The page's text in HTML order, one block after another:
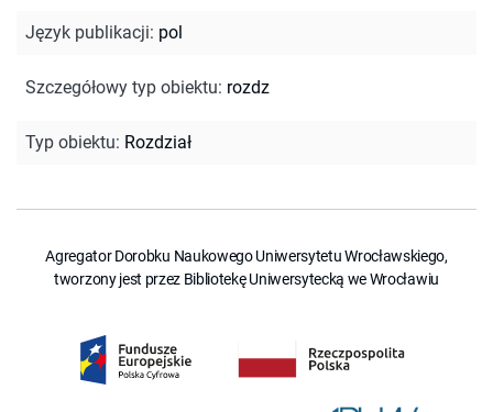
Język publikacji: pol
Szczegółowy typ obiektu: rozdz
Typ obiektu: Rozdział
Agregator Dorobku Naukowego Uniwersytetu Wrocławskiego,
tworzony jest przez Bibliotekę Uniwersytecką we Wrocławiu